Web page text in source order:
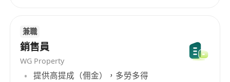
兼職
銷售員
WG Property
提供高提成（佣金），多勞多得